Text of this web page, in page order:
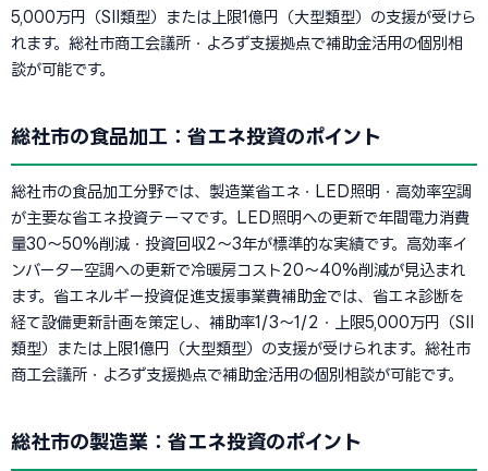
5,000万円（SII類型）または上限1億円（大型類型）の支援が受けら
れます。総社市商工会議所・よろず支援拠点で補助金活用の個別相
談が可能です。
総社市の食品加工：省エネ投資のポイント
総社市の食品加工分野では、製造業省エネ・LED照明・高効率空調
が主要な省エネ投資テーマです。LED照明への更新で年間電力消費
量30〜50%削減・投資回収2〜3年が標準的な実績です。高効率イ
ンバーター空調への更新で冷暖房コスト20〜40%削減が見込まれ
ます。省エネルギー投資促進支援事業費補助金では、省エネ診断を
経て設備更新計画を策定し、補助率1/3〜1/2・上限5,000万円（SII
類型）または上限1億円（大型類型）の支援が受けられます。総社市
商工会議所・よろず支援拠点で補助金活用の個別相談が可能です。
総社市の製造業：省エネ投資のポイント